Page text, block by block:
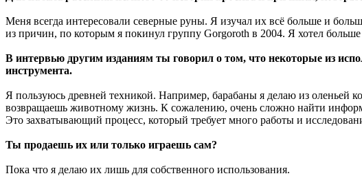
Меня всегда интересовали северные руны. Я изучал их всё больше и
из причин, по которым я покинул группу Gorgoroth в 2004. Я хотел больше
В интервью другим изданиям ты говорил о том, что некоторые из
инструмента.
Я пользуюсь древней техникой. Например, барабаны я делаю из оленьей
возвращаешь животному жизнь. К сожалению, очень сложно найти
Это захватывающий процесс, который требует много работы и
Ты продаешь их или только играешь сам?
Пока что я делаю их лишь для собственного использования.